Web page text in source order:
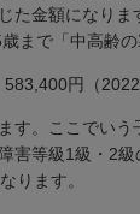
た金額になり
まで「中高齢
583,400円（2022
す。ここでいう
害等級1級・2
ります。